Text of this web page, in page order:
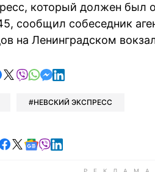
который должен был
сообщил собеседник
на Ленинградском
в Telegram
поделиться в Facebook
поделиться в X
отправить в Viber
отправить в Whatsapp
отправить в
отправить в
НЕВСКИЙ ЭКСПРЕСС
в Telegram
Читайте в Facebook
Читайте в X
Читайте в Google news
Читайте в Viber
Читайте в LinkedIn